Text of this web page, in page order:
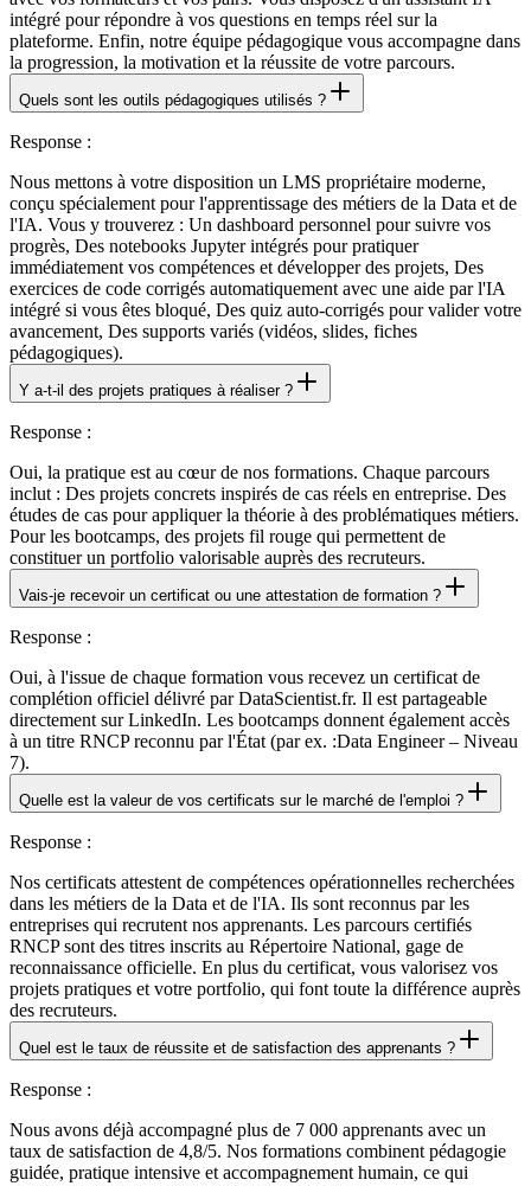
intégré pour répondre à vos questions en temps réel sur la
plateforme. Enfin, notre équipe pédagogique vous accompagne dans
la progression, la motivation et la réussite de votre parcours.
Quels sont les outils pédagogiques utilisés ?
Response :
Nous mettons à votre disposition un LMS propriétaire moderne,
conçu spécialement pour l'apprentissage des métiers de la Data et de
l'IA. Vous y trouverez : Un dashboard personnel pour suivre vos
progrès, Des notebooks Jupyter intégrés pour pratiquer
immédiatement vos compétences et développer des projets, Des
exercices de code corrigés automatiquement avec une aide par l'IA
intégré si vous êtes bloqué, Des quiz auto-corrigés pour valider votre
avancement, Des supports variés (vidéos, slides, fiches
pédagogiques).
Y a-t-il des projets pratiques à réaliser ?
Response :
Oui, la pratique est au cœur de nos formations. Chaque parcours
inclut : Des projets concrets inspirés de cas réels en entreprise. Des
études de cas pour appliquer la théorie à des problématiques métiers.
Pour les bootcamps, des projets fil rouge qui permettent de
constituer un portfolio valorisable auprès des recruteurs.
Vais-je recevoir un certificat ou une attestation de formation ?
Response :
Oui, à l'issue de chaque formation vous recevez un certificat de
complétion officiel délivré par DataScientist.fr. Il est partageable
directement sur LinkedIn. Les bootcamps donnent également accès
à un titre RNCP reconnu par l'État (par ex. :Data Engineer – Niveau
7).
Quelle est la valeur de vos certificats sur le marché de l'emploi ?
Response :
Nos certificats attestent de compétences opérationnelles recherchées
dans les métiers de la Data et de l'IA. Ils sont reconnus par les
entreprises qui recrutent nos apprenants. Les parcours certifiés
RNCP sont des titres inscrits au Répertoire National, gage de
reconnaissance officielle. En plus du certificat, vous valorisez vos
projets pratiques et votre portfolio, qui font toute la différence auprès
des recruteurs.
Quel est le taux de réussite et de satisfaction des apprenants ?
Response :
Nous avons déjà accompagné plus de 7 000 apprenants avec un
taux de satisfaction de 4,8/5. Nos formations combinent pédagogie
guidée, pratique intensive et accompagnement humain, ce qui